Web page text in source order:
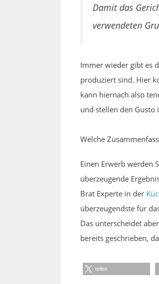
Damit das
verwendeten
Immer wieder gibt es
produziert sind. Hier
kann hiernach also
und stellen den Gusto
Welche
Einen Erwerb werden
überzeugende
Brat Experte in der
überzeugendste für
Das unterscheidet
bereits geschrieben,
teilen